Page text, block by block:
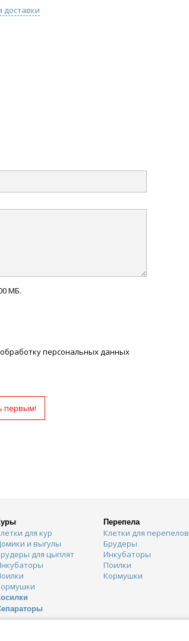
доставки
МБ.
персональных данных
первым!
для кур
и выгулы
для цыплят
Перепела
Клетки для перепелов
Брудеры
Инкубаторы
Поилки
Кормушки